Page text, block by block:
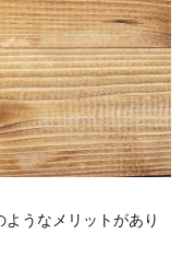
うなメリットがあり